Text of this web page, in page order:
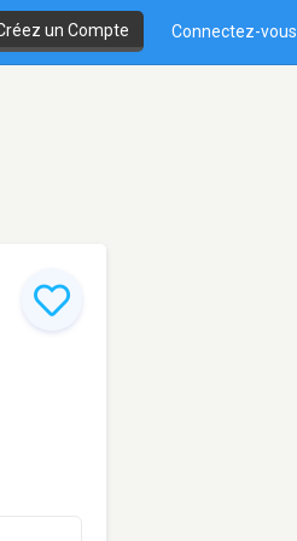
un Compte Connectez-vous